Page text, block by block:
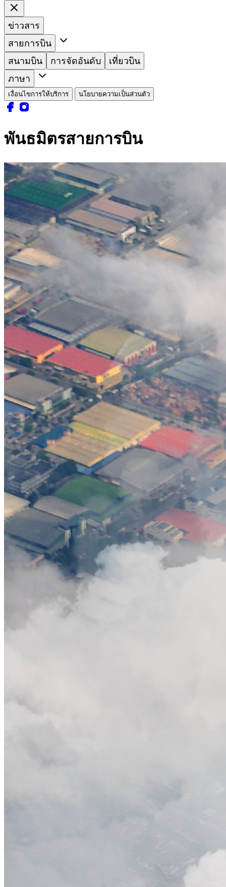
ข่าวสาร
สายการบิน
สนามบิน
การจัดอันดับ
เที่ยวบิน
ภาษา
เงื่อนไขการให้บริการ นโยบายความเป็นส่วนตัว
พันธมิตรสายการบิน